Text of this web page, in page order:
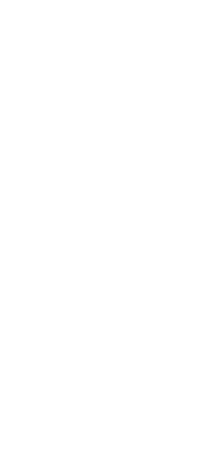
Belasých posilní
povedie jeho detský vzor